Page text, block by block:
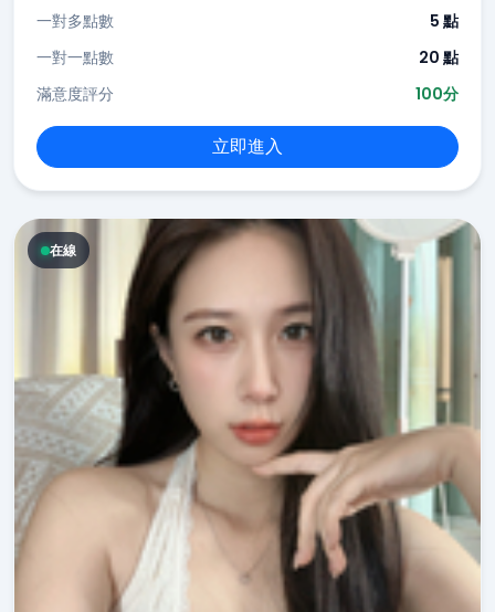
一對多點數
5 點
一對一點數
20 點
滿意度評分
100分
立即進入
在線